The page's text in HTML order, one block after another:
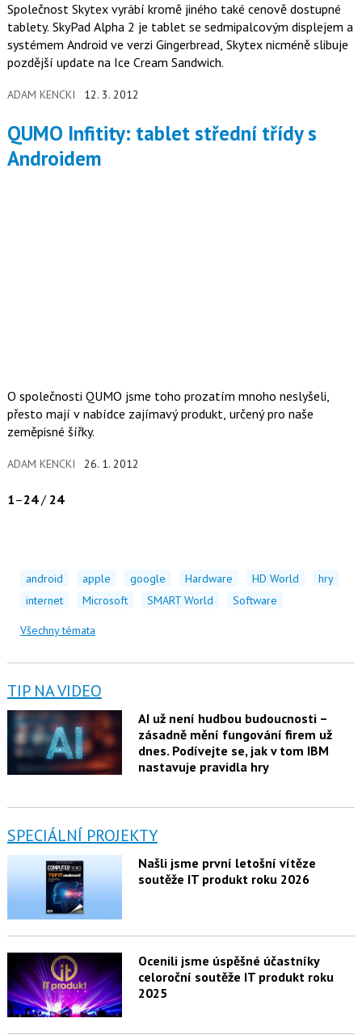
Společnost Skytex vyrábí kromě jiného také cenově dostupné
tablety. SkyPad Alpha 2 je tablet se sedmipalcovým displejem a
systémem Android ve verzi Gingerbread, Skytex nicméně slibuje
pozdější update na Ice Cream Sandwich.
ADAM KENCKI 12. 3. 2012
QUMO Infitity: tablet střední třídy s
Androidem
O společnosti QUMO jsme toho prozatím mnoho neslyšeli,
přesto mají v nabídce zajímavý produkt, určený pro naše
zeměpisné šířky.
ADAM KENCKI 26. 1. 2012
1–24/ 24
android apple google Hardware HD World
hry
internet
Microsoft SMART World Software
Všechny témata
TIP NA VIDEO
AI už není hudbou budoucnosti –
zásadně mění fungování firem už
dnes. Podívejte se, jak v tom IBM
nastavuje pravidla hry
SPECIÁLNÍ PROJEKTY
Našli jsme první letošní vítěze
soutěže IT produkt roku 2026
Ocenili jsme úspěšné účastníky
celoroční soutěže IT produkt roku
2025